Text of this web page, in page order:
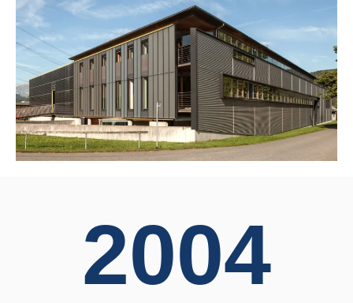
2004